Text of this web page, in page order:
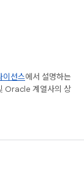
이선스에서 설명하는
Oracle 계열사의 상